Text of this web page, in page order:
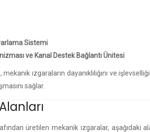
Sistemi
ve Kanal Destek Bağlantı Ünitesi
mekanik ızgaraların dayanıklılığını ve
sağlar.
üretilen mekanik ızgaralar, aşağıdaki